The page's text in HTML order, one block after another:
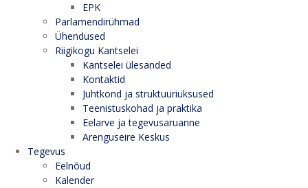
EPK
Parlamendirühmad
Ühendused
Riigikogu Kantselei
Kantselei ülesanded
Kontaktid
Juhtkond ja struktuuriüksused
Teenistuskohad ja praktika
Eelarve ja tegevusaruanne
Arenguseire Keskus
Tegevus
Eelnõud
Kalender